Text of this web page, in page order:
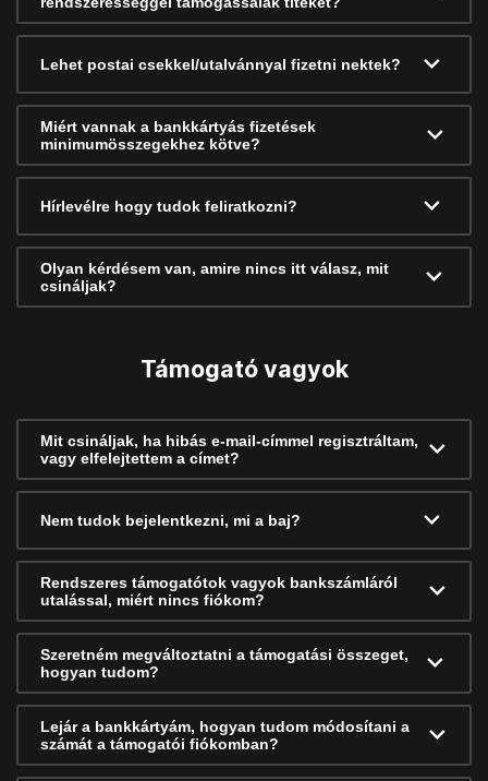
Lehet postai csekkel/utalvánnyal fizetni nektek?
Miért vannak a bankkártyás fizetések
minimumösszegekhez kötve?
Hírlevélre hogy tudok feliratkozni?
Olyan kérdésem van, amire nincs itt válasz, mit
csináljak?
Támogató vagyok
Mit csináljak, ha hibás e-mail-címmel regisztráltam,
vagy elfelejtettem a címet?
Nem tudok bejelentkezni, mi a baj?
Rendszeres támogatótok vagyok bankszámláról
utalással, miért nincs fiókom?
Szeretném megváltoztatni a támogatási összeget,
hogyan tudom?
Lejár a bankkártyám, hogyan tudom módosítani a
számát a támogatói fiókomban?